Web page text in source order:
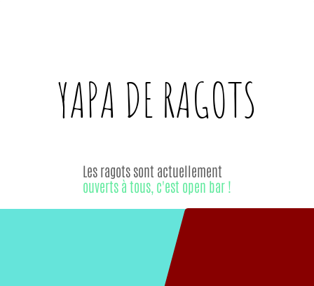
YAPA DE RAGOTS
Les ragots sont actuellement
ouverts à tous, c'est open bar !